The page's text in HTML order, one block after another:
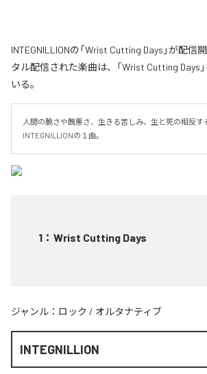
INTEGNILLIONの「Wrist Cutting Days」が配信
タル配信された楽曲は、「Wrist Cutting Days
いる。
人間の脆さや醜悪さ、生きる苦しみ、生と死の相反す
INTEGNILLIONの１曲。
1 ： Wrist Cutting Days
ジャンル： ロック / オルタナティブ
INTEGNILLION